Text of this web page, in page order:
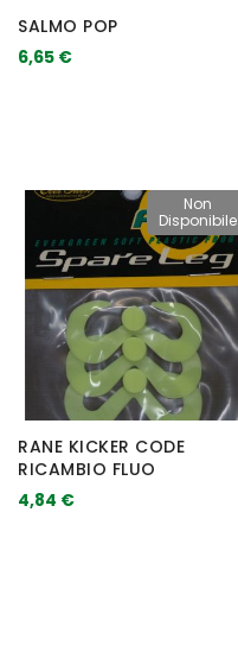
SALMO POP
6,65 €
Non
Disponibile
RANE KICKER CODE
RICAMBIO FLUO
4,84 €